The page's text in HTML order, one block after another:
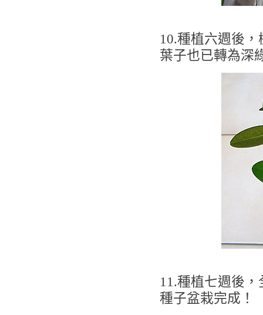
10.種植六週後
葉子也已轉為深
11.種植七週後
種子盆栽完成！